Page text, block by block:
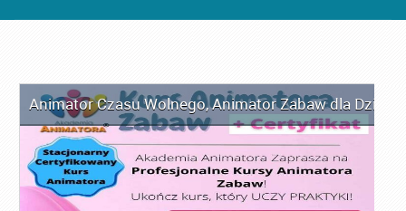
Animator Czasu Wolnego,Animator Zabaw dla Dzieci